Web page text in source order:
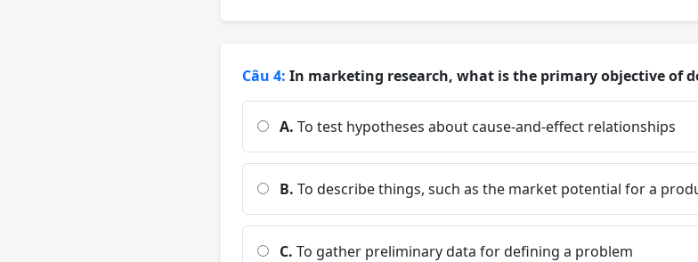
Câu 4: In marketing research, what is the primary objective of
A. To test hypotheses about cause-and-effect relationships
B. To describe things, such as the market potential for a
C. To gather preliminary data for defining a problem